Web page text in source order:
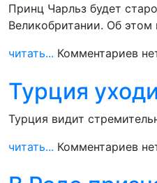
Принц Чарльз будет
Великобритании. Об этом
читать... Комментариев
Турция
Турция видит
читать... Комментариев